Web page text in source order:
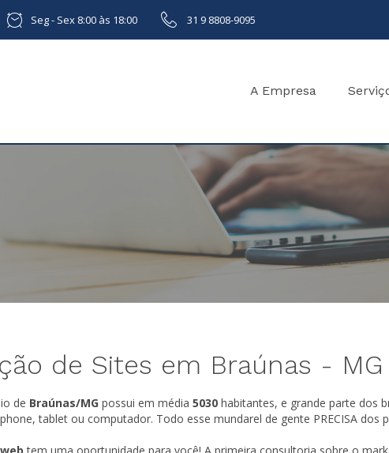
Seg - Sex 8:00 às 18:00 31 9 8808-9095
A Empresa
de Sites em Braúnas - MG
de Braúnas/MG possui em média 5030habitantes, e grande parte dos
tablet ou computador. Todo esse mundarel de gente PRECISA dos